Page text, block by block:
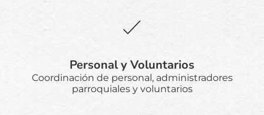
Personal y Voluntarios
Coordinación de personal, administradores
parroquiales y voluntarios